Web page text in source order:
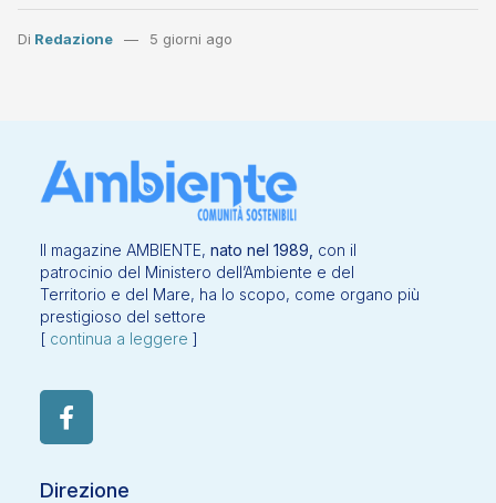
Di Redazione 5 giorni ago
Il magazine AMBIENTE, nato nel 1989, con il
patrocinio del Ministero dell’Ambiente e del
Territorio e del Mare, ha lo scopo, come organo più
prestigioso del settore
[ continua a leggere ]
Direzione